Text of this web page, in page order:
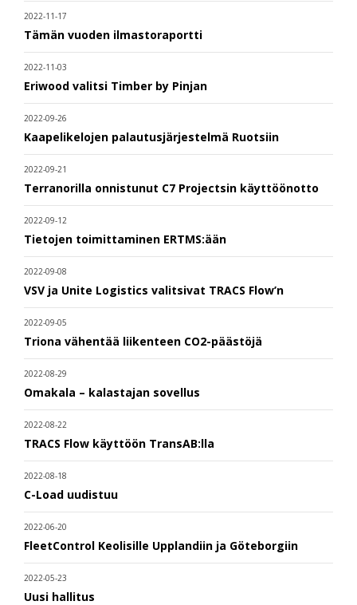
2022-11-17
Tämän vuoden ilmastoraportti
2022-11-03
Eriwood valitsi Timber by Pinjan
2022-09-26
Kaapelikelojen palautusjärjestelmä Ruotsiin
2022-09-21
Terranorilla onnistunut C7 Projectsin käyttöönotto
2022-09-12
Tietojen toimittaminen ERTMS:ään
2022-09-08
VSV ja Unite Logistics valitsivat TRACS Flow’n
2022-09-05
Triona vähentää liikenteen CO2-päästöjä
2022-08-29
Omakala – kalastajan sovellus
2022-08-22
TRACS Flow käyttöön TransAB:lla
2022-08-18
C-Load uudistuu
2022-06-20
FleetControl Keolisille Upplandiin ja Göteborgiin
2022-05-23
Uusi hallitus